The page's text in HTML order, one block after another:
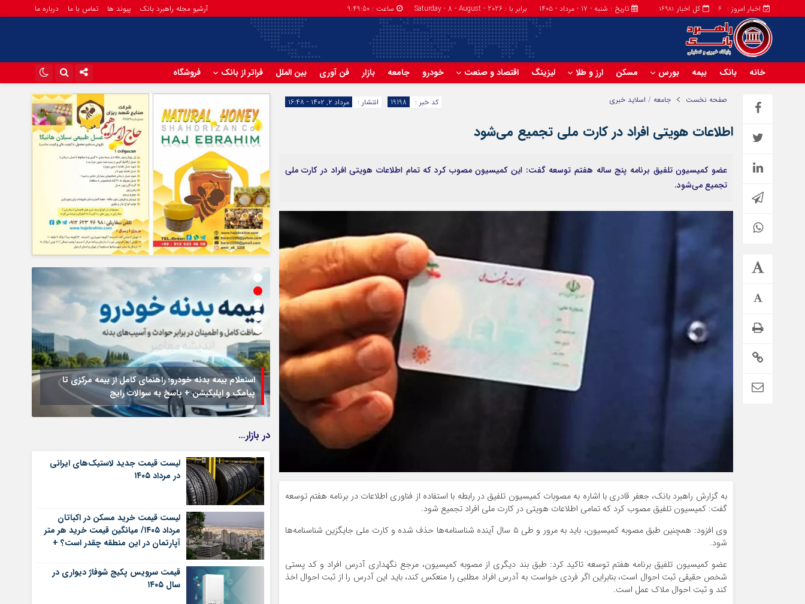
کل اخبار 16981 اخبار امروز : 6 تاریخ : شنبه - ۱۷ - مرداد - ۱۴۰۵ برابر با : Saturday - 8 - August - 2026 ساعت : 9:49:50 آرشیو مجله راهبرد بانک پیوند ها تماس با ما درباره ما
خانه بانک بیمه بورس مسکن ارز و طلا لیزینگ اقتصاد و صنعت خودرو جامعه بازار فن آوری بین الملل فراتر از بانک فروشگاه
اینستاگرام
تلگرام
آپارات
صفحه نخست جامعه / اسلاید خبری انتشار : مرداد ۲, ۱۴۰۲ - ۱۶:۴۸ کد خبر : 19198
اطلاعات هویتی افراد در کارت ملی تجمیع می‌شود
عضو کمیسیون تلفیق برنامه پنج ساله هفتم توسعه گفت: این کمیسیون مصوب کرد که تمام اطلاعات هویتی افراد در کارت ملی
تجمیع می‌شود.
به گزارش راهبرد بانک، جعفر قادری با اشاره به مصوبات کمیسیون تلفیق در رابطه با استفاده از فناوری اطلاعات در برنامه هفتم توسعه
گفت: کمیسیون تلفیق مصوب کرد که تمامی اطلاعات هویتی در کارت ملی افراد تجمیع شود.
وی افزود: همچنین طبق مصوبه کمیسیون، باید به مرور و طی ۵ سال آینده شناسنامه‌ها حذف شده و کارت ملی جایگزین شناسنامه‌ها
شود.
عضو کمیسیون تلفیق برنامه هفتم توسعه تاکید کرد: طبق بند دیگری از مصوبه کمیسیون، مرجع نگهداری آدرس افراد و کد پستی
شخص حقیقی ثبت احوال است، بنابراین اگر فردی خواست به آدرس افراد مطلبی را منعکس کند، باید این آدرس را از ثبت احوال اخذ
کند و ثبت احوال ملاک عمل است.
تمدید خودکار بیمه سلامت دهک‌های اقتصادی ۱ تا ۵ تهران
وام فوری بی دردسر بدون ضامن قرض الحسنه | شرایط
دریافت تسهیلات سریع و کم‌بهره | جزئیات ثبت درخواست
استعلام بیمه بدنه خودرو؛ راهنمای کامل از بیمه مرکزی تا
پیامک و اپلیکیشن + پاسخ به سوالات رایج
در بازار…
لیست قیمت جدید لاستیک‌های ایرانی
در مرداد ۱۴۰۵
لیست قیمت خرید مسکن در اکباتان
مرداد ۱۴۰۵/ میانگین قیمت خرید هر متر
آپارتمان در این منطقه چقدر است؟ +
قیمت سرویس پکیج شوفاژ دیواری در
سال ۱۴۰۵